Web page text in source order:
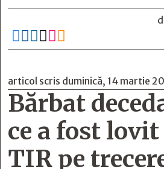
     
articol scris duminică, 14 martie
Bărbat
ce a fost lovit
TIR pe